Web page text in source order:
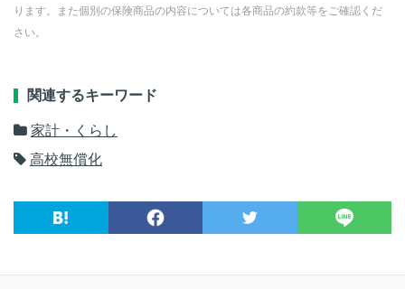
ります。また個別の保険商品の内容については各商品の約款等をご確認くだ
さい。
関連するキーワード
家計・くらし
高校無償化